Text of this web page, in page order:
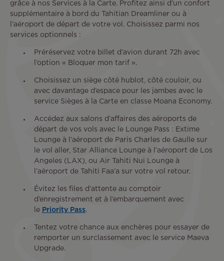
grâce à nos Services à la Carte. Profitez ainsi d’un confort
supplémentaire à bord du Tahitian Dreamliner ou à
l’aéroport de départ de votre vol. Choisissez parmi nos
services optionnels :
Préréservez votre billet d’avion durant 72h avec
l’option « Bloquer mon tarif ».
Choisissez un siège côté hublot, côté couloir, ou
avec davantage d’espace pour les jambes avec le
service Sièges à la Carte en classe Moana Economy.
Accédez aux salons d’affaires des aéroports de
départ de vos vols avec le Lounge Pass : Extime
Lounge à l’aéroport de Paris Charles de Gaulle sur
le vol aller, Star Alliance Lounge à l’aéroport de Los
Angeles (LAX), ou Air Tahiti Nui Lounge à
l’aéroport de Tahiti Faa’a sur votre vol retour.
Évitez les files d’attente au comptoir
d’enregistrement et à l’embarquement avec
le Priority Pass.
Tentez votre chance aux enchères pour essayer de
remporter un surclassement avec le service Maeva
Upgrade.